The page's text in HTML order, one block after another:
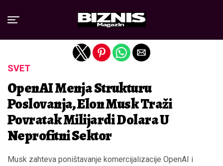
SVET
OpenAI Menja Strukturu
Poslovanja, Elon Musk Traži
Povratak Milijardi Dolara U
Neprofitni Sektor
Musk zahteva poništavanje komercijalizacije OpenAI i
Exit mobile version